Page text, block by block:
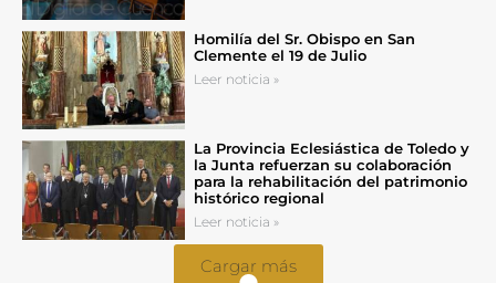
Homilía del Sr. Obispo en San
Clemente el 19 de Julio
Leer noticia »
La Provincia Eclesiástica de Toledo y
la Junta refuerzan su colaboración
para la rehabilitación del patrimonio
histórico regional
Leer noticia »
Cargar más